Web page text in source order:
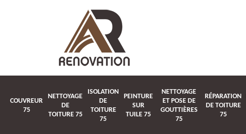
COUVREUR
75
NETTOYAGE
DE
TOITURE 75
ISOLATION
DE
TOITURE
75
PEINTURE
SUR
TUILE 75
NETTOYAGE
ET POSE DE
GOUTTIÈRES
75
RÉPARATION
DE TOITURE
75